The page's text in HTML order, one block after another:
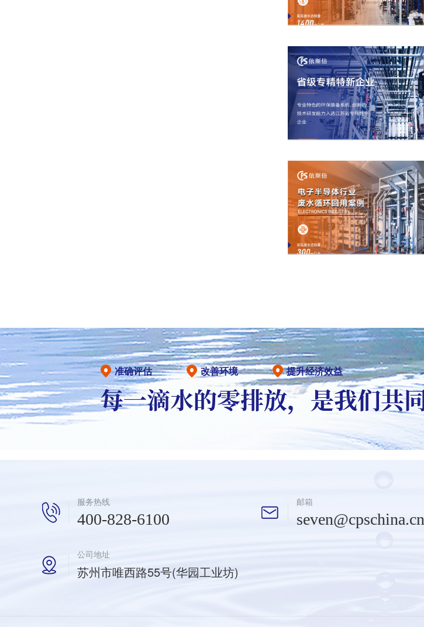
准确评估 改善环境 提升经济效益
服务热线
400-828-6100
邮箱
seven@cpschina.cn
公司地址
苏州市唯西路55号(华园工业坊)